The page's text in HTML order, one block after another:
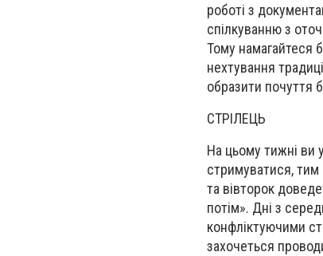
роботі з
спілкуваннюз
Тому намагайтеся
нехтування
образити почуття
СТРІЛЕЦЬ
На цьому тижні ви
стримуватися,
та вівторок
потім». Дні з
конфліктуючими
захочеться